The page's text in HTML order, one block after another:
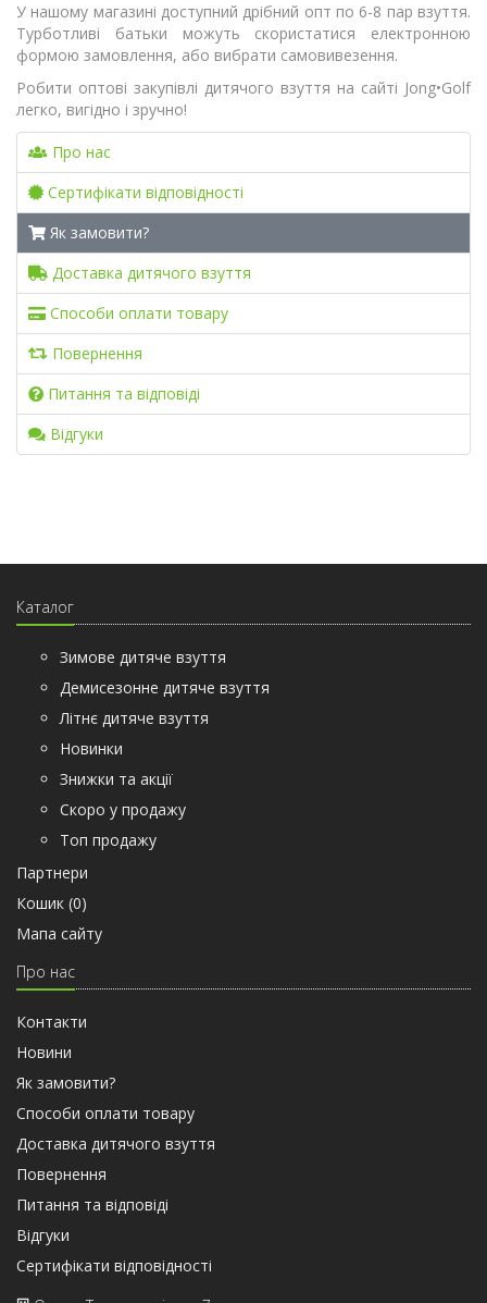
У нашому магазині доступний дрібний опт по 6-8 пар взуття.
Турботливі батьки можуть скористатися електронною
формою замовлення, або вибрати самовивезення.
Робити оптові закупівлі дитячого взуття на сайті Jong•Golf
легко, вигідно і зручно!
Про нас
Сертифiкати вiдповiдностi
Як замовити?
Доставка дитячого взуття
Способи оплати товару
Повернення
Питання та відповіді
Відгуки
Каталог
Зимове дитяче взуття
Демисезонне дитяче взуття
Літнє дитяче взуття
Новинки
Знижки та акції
Скоро у продажу
Топ продажу
Партнери
Кошик (0)
Мапа сайту
Про нас
Контакти
Новини
Як замовити?
Способи оплати товару
Доставка дитячого взуття
Повернення
Питання та відповіді
Відгуки
Сертифiкати вiдповiдностi